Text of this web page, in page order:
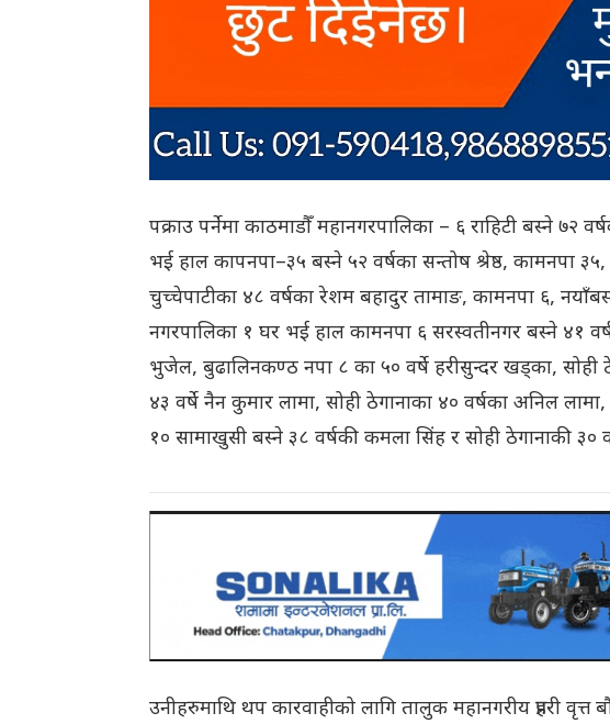
पक्राउ पर्नेमा काठमाडौँ महानगरपालिका – ६ राहिटी बस्ने ७२
भई हाल कापनपा–३५ बस्ने ५२ वर्षका सन्तोष श्रेष्ठ, कामनपा
चुच्चेपाटीका ४८ वर्षका रेशम बहादुर तामाङ, कामनपा ६,
नगरपालिका १ घर भई हाल कामनपा ६ सरस्वतीनगर बस्ने ४१
भुजेल, बुढालिनकण्ठ नपा ८ का ५० वर्षे हरीसुन्दर खड्का,
४३ वर्षे नैन कुमार लामा, सोही ठेगानाका ४० वर्षका अनिल
१० सामाखुसी बस्ने ३८ वर्षकी कमला सिंह र सोही ठेगानाकी ३०
उनीहरुमाथि थप कारवाहीको लागि तालुक महानगरीय प्रहरी वृत्त